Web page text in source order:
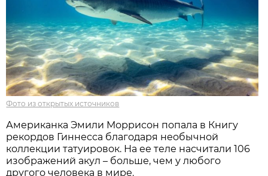
Фото из открытых источников
Американка Эмили Моррисон попала в Книгу
рекордов Гиннесса благодаря необычной
коллекции татуировок. На ее теле насчитали 106
изображений акул – больше, чем у любого
другого человека в мире.